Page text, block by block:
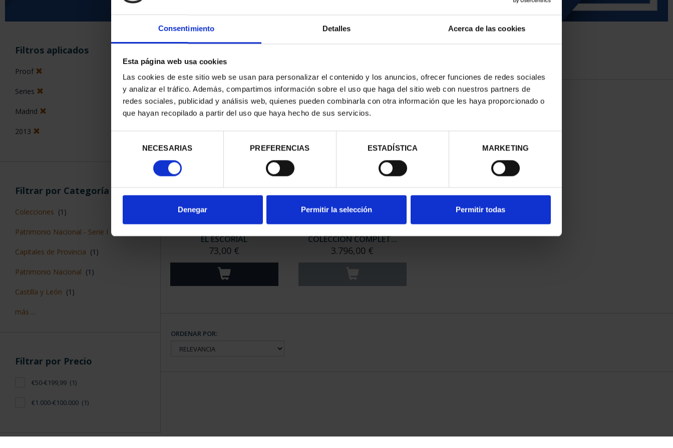
Consentimiento Detalles Acerca de las cookies
Esta página web usa cookies
Las cookies de este sitio web se usan para personalizar el contenido y los anuncios, ofrecer funciones de redes sociales
y analizar el tráfico. Además, compartimos información sobre el uso que haga del sitio web con nuestros partners de
redes sociales, publicidad y análisis web, quienes pueden combinarla con otra información que les haya proporcionado o
que hayan recopilado a partir del uso que haya hecho de sus servicios.
consentimiento
NECESARIAS PREFERENCIAS ESTADÍSTICA MARKETING
Denegar Permitir la selección Permitir todas
Filtros aplicados
Proof
Series
Madrid
2013
Filtrar por Categoría
Colecciones (1)
Patrimonio Nacional - Serie I
Capitales de Provincia (1)
Patrimonio Nacional (1)
Castilla y León (1)
más ...
Filtrar por Precio
€50-€199,99 (1)
€1.000-€100.000 (1)
ORDENAR POR:
2 Productos encontrados
PATRIMONIO NACIONAL I -
EL ESCORIAL
73,00 €
CAPITALES DE PROVINCIA
COLECCION COMPLET...
3.796,00 €
ORDENAR POR: